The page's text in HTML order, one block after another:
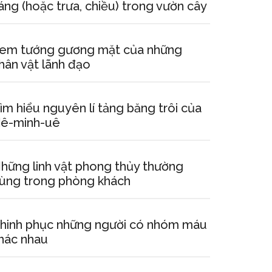
(hoặc trưa, chiều) trong vườn cây
tướng gương mặt của những
vật lãnh đạo
hiểu nguyên lí tảng băng trôi của
minh-uê
linh vật phong thủy thường
trong phòng khách
phục những người có nhóm máu
nhau